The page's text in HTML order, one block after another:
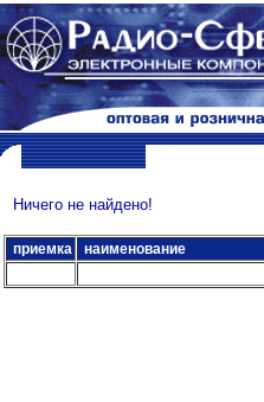
Ничего не найдено!
приемка наименование